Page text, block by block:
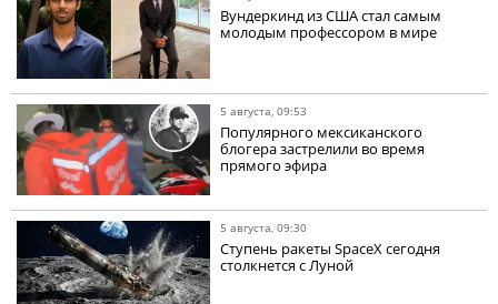
Вундеркинд из США стал самым
молодым профессором в мире
5 августа, 09:53
Популярного мексиканского
блогера застрелили во время
прямого эфира
5 августа, 09:30
Ступень ракеты SpaceX сегодня
столкнется с Луной